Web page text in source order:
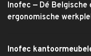
Inofec — Dé
ergonomische
Inofec